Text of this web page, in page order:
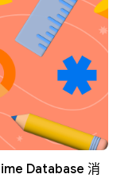
Database 消